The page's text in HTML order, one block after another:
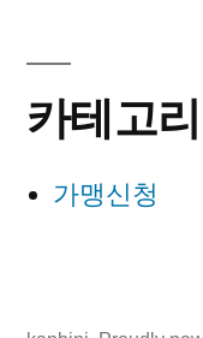
카테고리
가맹신청